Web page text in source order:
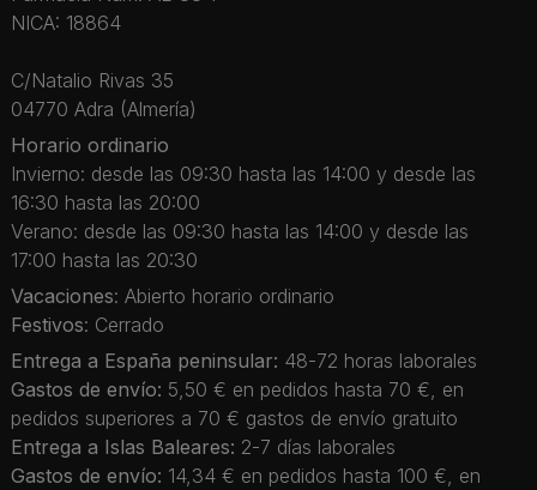
NICA: 18864
C/Natalio Rivas 35
04770 Adra (Almería)
Horario ordinario
Invierno: desde las 09:30 hasta las 14:00 y desde las
16:30 hasta las 20:00
Verano: desde las 09:30 hasta las 14:00 y desde las
17:00 hasta las 20:30
Vacaciones: Abierto horario ordinario
Festivos: Cerrado
Entrega a España peninsular: 48-72 horas laborales
Gastos de envío: 5,50 € en pedidos hasta 70 €, en
pedidos superiores a 70 € gastos de envío gratuito
Entrega a Islas Baleares: 2-7 días laborales
Gastos de envío: 14,34 € en pedidos hasta 100 €, en